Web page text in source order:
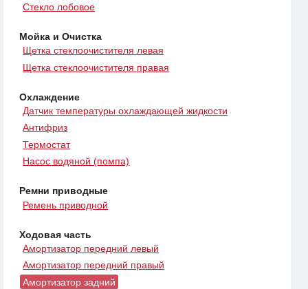
Стекло лобовое
Мойка и Очистка
Щетка стеклоочистителя левая
Щетка стеклоочистителя правая
Охлаждение
Датчик температуры охлаждающей жидкости
Антифриз
Термостат
Насос водяной (помпа)
Ремни приводные
Ремень приводной
Ходовая часть
Амортизатор передний левый
Амортизатор передний правый
Амортизатор задний